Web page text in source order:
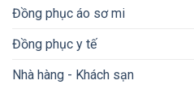
Đồng phục áo sơ mi
Đồng phục y tế
Nhà hàng - Khách sạn